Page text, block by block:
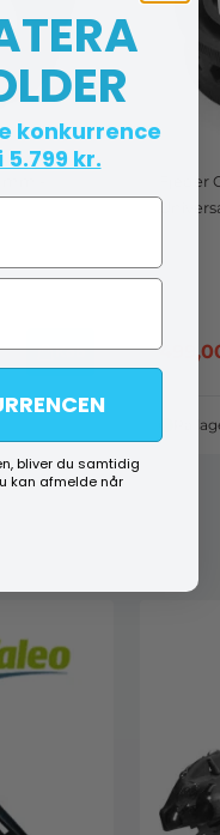
Køb
På
konkurrence
kr.
bliver du samtidig
kan afmelde når